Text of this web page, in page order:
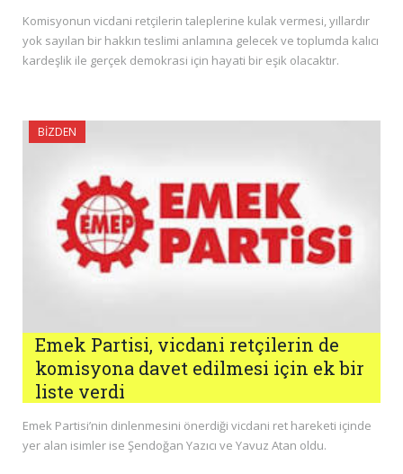
Komisyonun vicdani retçilerin taleplerine kulak vermesi, yıllardır
yok sayılan bir hakkın teslimi anlamına gelecek ve toplumda kalıcı
kardeşlik ile gerçek demokrasi için hayati bir eşik olacaktır.
BIZDEN
Emek Partisi, vicdani retçilerin de
komisyona davet edilmesi için ek bir
liste verdi
Emek Partisi’nin dinlenmesini önerdiği vicdani ret hareketi içinde
yer alan isimler ise Şendoğan Yazıcı ve Yavuz Atan oldu.